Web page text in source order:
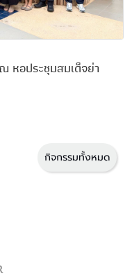
หอประชุมสมเด็จย่า
กิจกรรมทั้งหมด